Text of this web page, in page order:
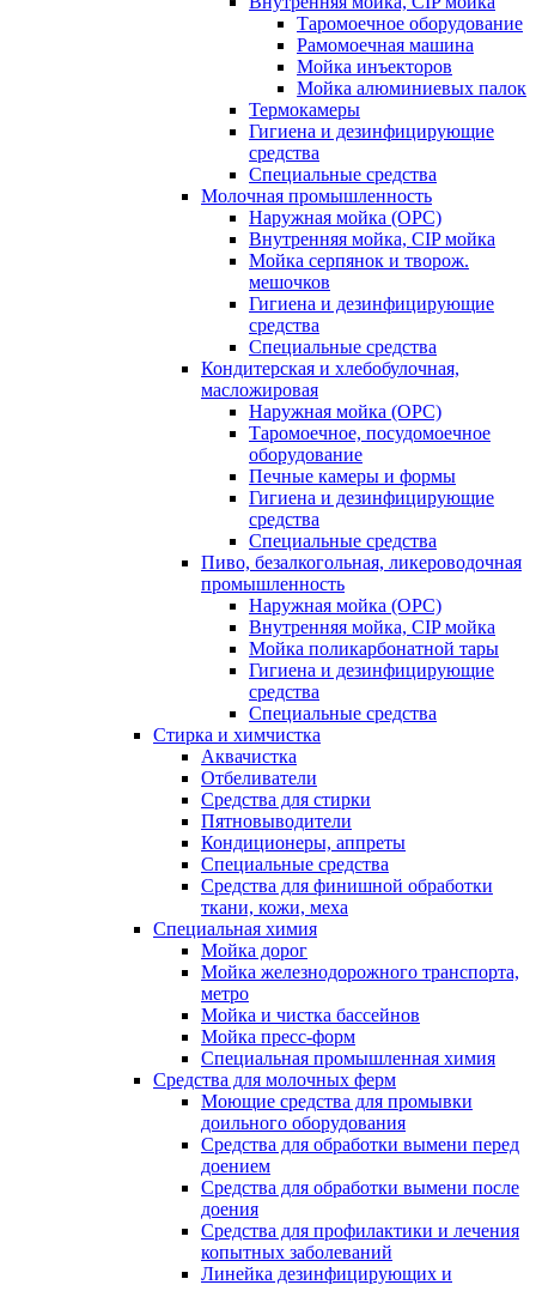
Таромоечное оборудование
Рамомоечная машина
Мойка инъекторов
Мойка алюминиевых палок
Термокамеры
Гигиена и дезинфицирующие
средства
Специальные средства
Молочная промышленность
Наружная мойка (ОРС)
Внутренняя мойка, CIP мойка
Мойка серпянок и творож.
мешочков
Гигиена и дезинфицирующие
средства
Специальные средства
Кондитерская и хлебобулочная,
масложировая
Наружная мойка (ОРС)
Таромоечное, посудомоечное
оборудование
Печные камеры и формы
Гигиена и дезинфицирующие
средства
Специальные средства
Пиво, безалкогольная, ликероводочная
промышленность
Наружная мойка (ОРС)
Внутренняя мойка, CIP мойка
Мойка поликарбонатной тары
Гигиена и дезинфицирующие
средства
Специальные средства
Стирка и химчистка
Аквачистка
Отбеливатели
Средства для стирки
Пятновыводители
Кондиционеры, аппреты
Специальные средства
Средства для финишной обработки
ткани, кожи, меха
Специальная химия
Мойка дорог
Мойка железнодорожного транспорта,
метро
Мойка и чистка бассейнов
Мойка пресс-форм
Специальная промышленная химия
Средства для молочных ферм
Моющие средства для промывки
доильного оборудования
Средства для обработки вымени перед
доением
Средства для обработки вымени после
доения
Средства для профилактики и лечения
копытных заболеваний
Линейка дезинфицирующих и